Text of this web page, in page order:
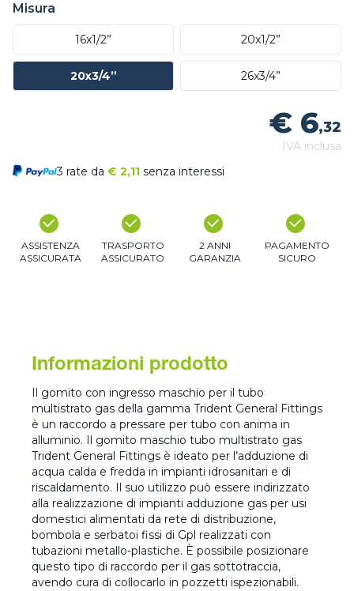
Misura
16x1/2” 20x1/2”
20x3/4” 26x3/4”
€ 6,32
IVA inclusa
3 rate da € 2,11 senza interessi
ASSISTENZA
ASSICURATA
TRASPORTO
ASSICURATO
2 ANNI
GARANZIA
PAGAMENTO
SICURO
Informazioni prodotto
Il gomito con ingresso maschio per il tubo
multistrato gas della gamma Trident General Fittings
è un raccordo a pressare per tubo con anima in
alluminio. Il gomito maschio tubo multistrato gas
Trident General Fittings è ideato per l’adduzione di
acqua calda e fredda in impianti idrosanitari e di
riscaldamento. Il suo utilizzo può essere indirizzato
alla realizzazione di impianti adduzione gas per usi
domestici alimentati da rete di distribuzione,
bombola e serbatoi fissi di Gpl realizzati con
tubazioni metallo-plastiche. È possibile posizionare
questo tipo di raccordo per il gas sottotraccia,
avendo cura di collocarlo in pozzetti ispezionabili.